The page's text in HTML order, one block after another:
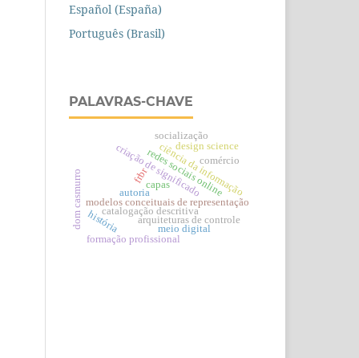
Español (España)
Português (Brasil)
PALAVRAS-CHAVE
ciência da informação
modelos conceituais de representação
redes sociais online
criação de significado
capas
dom casmurro frbr
catalogação descritiva
arquiteturas de controle
meio digital
comércio
autoria
design science
formação profissional
socialização
história